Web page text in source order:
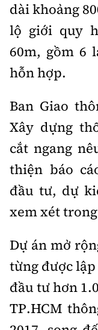
dài khoảng
lộ giới quy
60m, gồm 6
hỗn hợp.
Ban Giao
Xây dựng
cắt ngang
thiện báo
đầu tư, dự
xem xét
Dự án mở
từng được
đầu tư hơn
TP.HCM